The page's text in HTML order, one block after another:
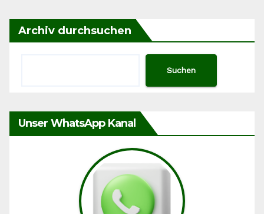
Archiv durchsuchen
Suchen
Unser WhatsApp Kanal